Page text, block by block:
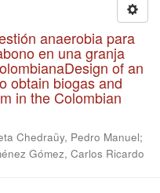
anaerobia para
en una granja
of an
obtain biogas and
in the Colombian
Chedraüy, Pedro Manuel;
Gómez, Carlos Ricardo